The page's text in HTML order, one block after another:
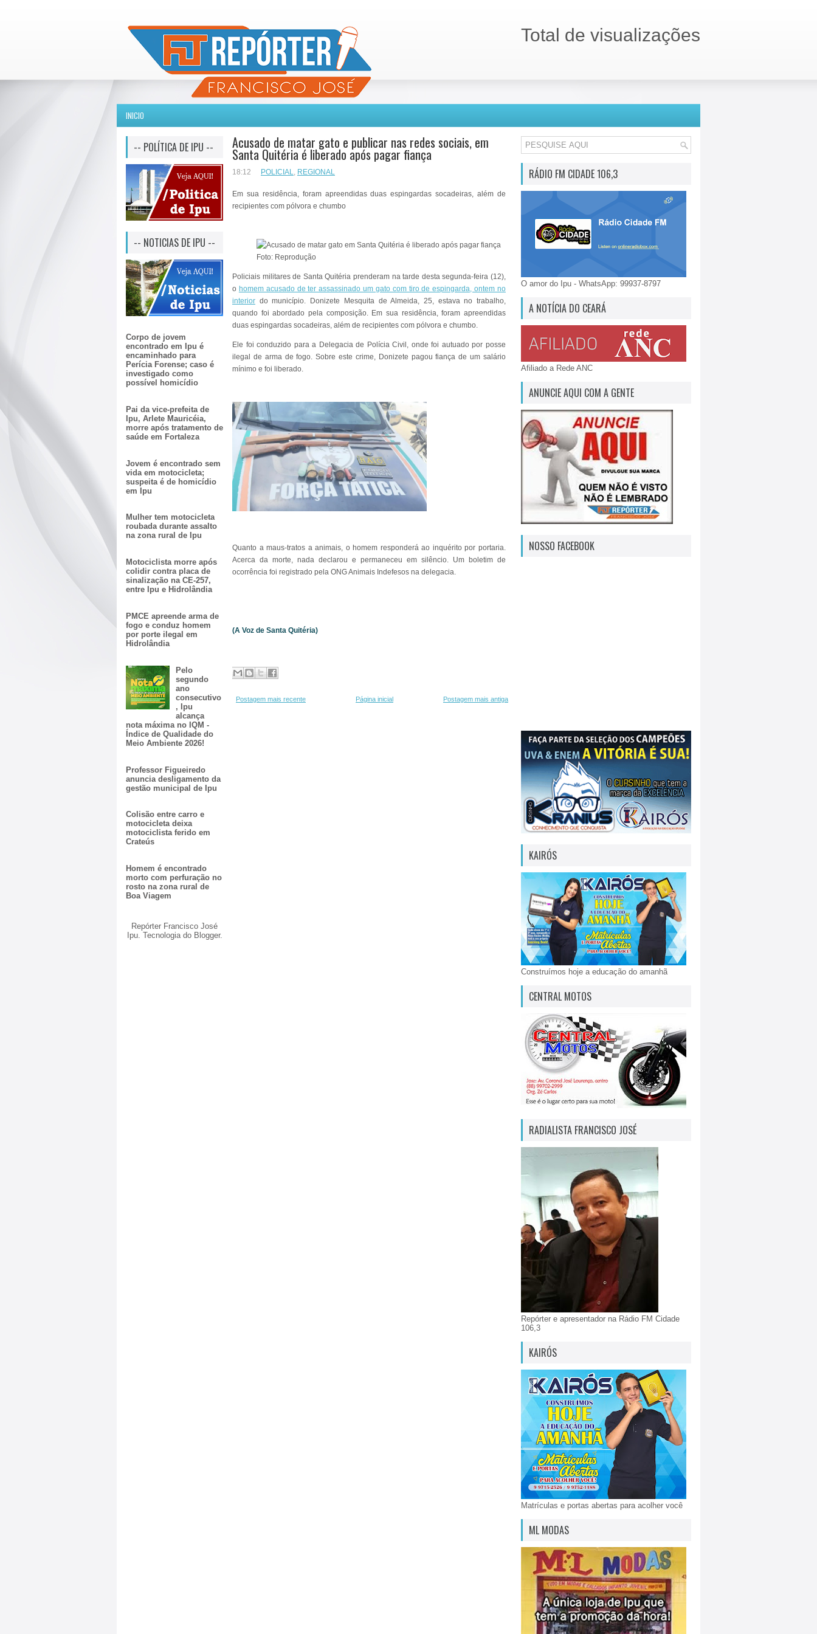
Total de visualizações
INICIO
-- POLÍTICA DE IPU --
-- NOTICIAS DE IPU --
Corpo de jovem
encontrado em Ipu é
encaminhado para
Perícia Forense; caso é
investigado como
possível homicídio
Pai da vice-prefeita de
Ipu, Arlete Mauricéia,
morre após tratamento de
saúde em Fortaleza
Jovem é encontrado sem
vida em motocicleta;
suspeita é de homicídio
em Ipu
Mulher tem motocicleta
roubada durante assalto
na zona rural de Ipu
Motociclista morre após
colidir contra placa de
sinalização na CE-257,
entre Ipu e Hidrolândia
PMCE apreende arma de
fogo e conduz homem
por porte ilegal em
Hidrolândia
Pelo
segundo
ano
consecutivo
, Ipu
alcança
nota máxima no IQM -
Índice de Qualidade do
Meio Ambiente 2026!
Professor Figueiredo
anuncia desligamento da
gestão municipal de Ipu
Colisão entre carro e
motocicleta deixa
motociclista ferido em
Crateús
Homem é encontrado
morto com perfuração no
rosto na zona rural de
Boa Viagem
Repórter Francisco José
Ipu. Tecnologia do Blogger.
Acusado de matar gato e publicar nas redes sociais, em
Santa Quitéria é liberado após pagar fiança
18:12 POLICIAL, REGIONAL
Em sua residência, foram apreendidas duas espingardas socadeiras, além de
recipientes com pólvora e chumbo
Foto: Reprodução
Policiais militares de Santa Quitéria prenderam na tarde desta segunda-feira (12),
o homem acusado de ter assassinado um gato com tiro de espingarda, ontem no
interior do município. Donizete Mesquita de Almeida, 25, estava no trabalho,
quando foi abordado pela composição. Em sua residência, foram apreendidas
duas espingardas socadeiras, além de recipientes com pólvora e chumbo.
Ele foi conduzido para a Delegacia de Polícia Civil, onde foi autuado por posse
ilegal de arma de fogo. Sobre este crime, Donizete pagou fiança de um salário
mínimo e foi liberado.
Quanto a maus-tratos a animais, o homem responderá ao inquérito por portaria.
Acerca da morte, nada declarou e permaneceu em silêncio. Um boletim de
ocorrência foi registrado pela ONG Animais Indefesos na delegacia.
(A Voz de Santa Quitéria)
Postagem mais recente Postagem mais antiga
Página inicial
RÁDIO FM CIDADE 106,3
O amor do Ipu - WhatsApp: 99937-8797
A NOTÍCIA DO CEARÁ
Afiliado a Rede ANC
ANUNCIE AQUI COM A GENTE
NOSSO FACEBOOK
KAIRÓS
Construímos hoje a educação do amanhã
CENTRAL MOTOS
RADIALISTA FRANCISCO JOSÉ
Repórter e apresentador na Rádio FM Cidade
106,3
KAIRÓS
Matrículas e portas abertas para acolher você
ML MODAS